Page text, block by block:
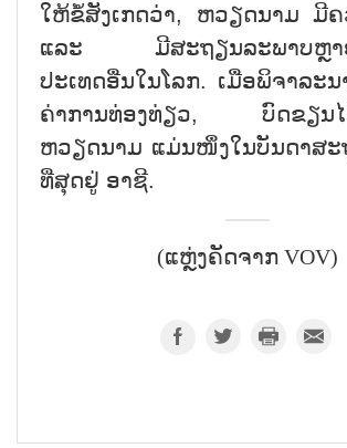
ໃຫ້ຂໍ້ສັງເກດວ່າ, ຫວຽດນາມ ມີຄ
ແລະ ມີສະຖຽນລະພາບຫຼາຍ
ປະເທດອື່ນໃນໂລກ. ເມື່ອພິຈາລະ
ຄ່າການທ່ອງທ່ຽວ, ບົດຂຽນໄ
ຫວຽດນາມ ແມ່ນໜຶ່ງໃນບັນດາສະ
ທີ່ສຸດຢູ່ ອາຊີ.
(ແຫຼ່ງຄັດຈາກ VOV)